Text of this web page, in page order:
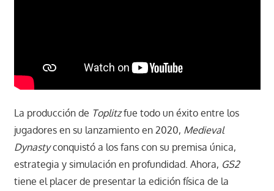
La producción de Toplitzfue todo un éxito entre los
jugadores en su lanzamiento en 2020, Medieval
Dynastyconquistó a los fans con su premisa única,
estrategia y simulación en profundidad. Ahora, GS2
tiene el placer de presentar la edición física de la